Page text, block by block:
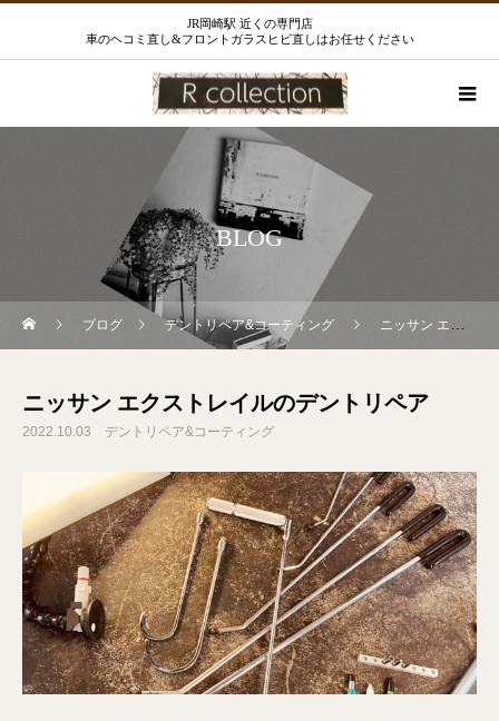
JR岡崎駅 近くの専門店
車のヘコミ直し&フロントガラスヒビ直しはお任せください
BLOG
ブログ デントリペア&コーティング ニッサン エクストレイルのデントリペア
ニッサン エクストレイルのデントリペア
2022.10.03 デントリペア&コーティング